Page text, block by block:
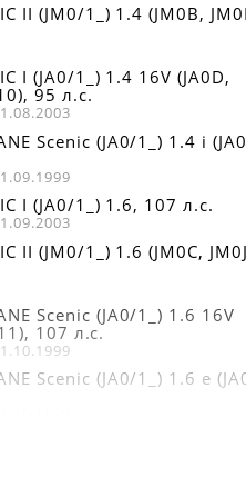
II (JM0/1_) 1.4 (JM0B,
I (JA0/1_) 1.4 16V (JA0D,
95 л.с.
Scenic (JA0/1_) 1.4 i
I (JA0/1_) 1.6, 107 л.с.
II (JM0/1_) 1.6 (JM0C,
Scenic (JA0/1_) 1.6 16V
107 л.с.
Scenic (JA0/1_) 1.6 e